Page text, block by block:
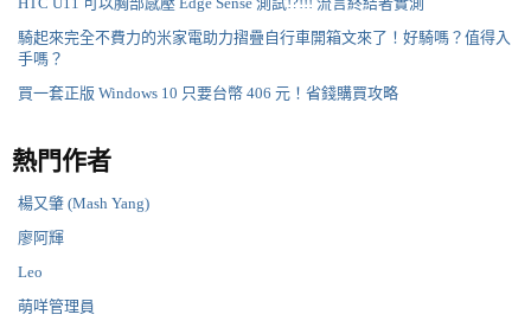
騎起來完全不費力的米家電助力摺疊自行車開箱文來了！好騎嗎？值得入
手嗎？
買一套正版 Windows 10 只要台幣 406 元！省錢購買攻略
熱門作者
楊又肇 (Mash Yang)
廖阿輝
Leo
萌咩管理員